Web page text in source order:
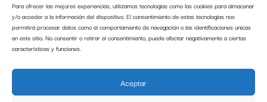
Para ofrecer las mejores experiencias, utilizamos tecnologías como las cookies para almacenar
y/o acceder a la información del dispositivo. El consentimiento de estas tecnologías nos
permitirá procesar datos como el comportamiento de navegación o las identificaciones únicas
en este sitio. No consentir o retirar el consentimiento, puede afectar negativamente a ciertas
características y funciones.
Aceptar
GUIRCA
MESES GUIRCA 87603